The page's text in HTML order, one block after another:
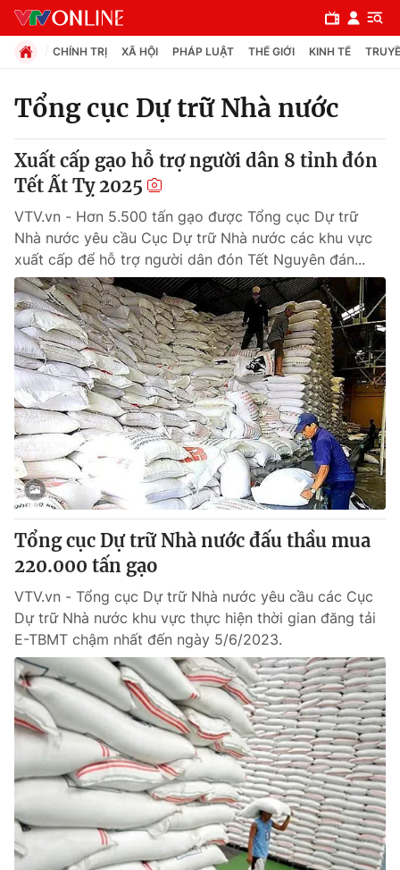
Chuyên mục
Chính trị
Xã hội
Pháp luật
Y tế
Thế giới
Tin tức
Thế giới đó đây
Câu chuyện quốc tế
Kinh tế
Tài chính
Thị trường
Góc doanh nghiệp
Dữ liệu và đời sống
Truyền hình
Hậu trường
Nhân vật
Khán giả
Giải sao mai
Giải trí
Điện ảnh
Âm nhạc
Sao
Đời sống
Du lịch
Làm đẹp
Chất lượng cuộc sống
Giáo dục
Tuyển sinh
Học trực tuyến
Công nghệ
Hitech Công nghệ tương lai
Sản phẩm
Thị trường
Giao lưu trực tuyến
Lịch phát sóng
CHÍNH TRỊ XÃ HỘI PHÁP LUẬT THẾ GIỚI KINH TẾ
Tổng cục Dự trữ Nhà nước
Xuất cấp gạo hỗ trợ người dân 8 tỉnh đón
Tết Ất Tỵ 2025
VTV.vn - Hơn 5.500 tấn gạo được Tổng cục Dự trữ
Nhà nước yêu cầu Cục Dự trữ Nhà nước các khu vực
xuất cấp để hỗ trợ người dân đón Tết Nguyên đán...
Tổng cục Dự trữ Nhà nước đấu thầu mua
220.000 tấn gạo
VTV.vn - Tổng cục Dự trữ Nhà nước yêu cầu các Cục
Dự trữ Nhà nước khu vực thực hiện thời gian đăng tải
E-TBMT chậm nhất đến ngày 5/6/2023.